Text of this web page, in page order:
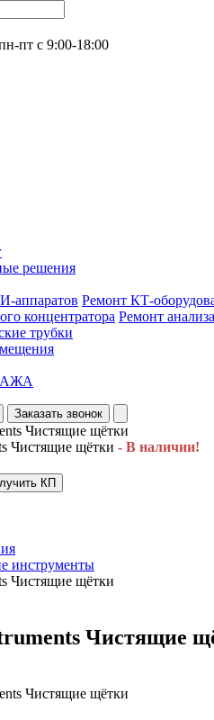
пт с 9:00-18:00
решения
аппаратов Ремонт КТ-
концентратора Ремонт
трубки
Заказать звонок
Чистящие щётки - В наличии!
КП
инструменты
Чистящие щётки
Чистящие